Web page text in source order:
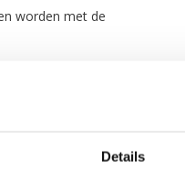
Details
worden met de
materialen. Het
deze
is lekker